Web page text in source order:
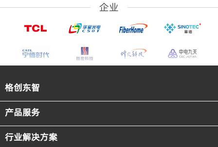
企业
格创东智
产品服务
行业解决方案